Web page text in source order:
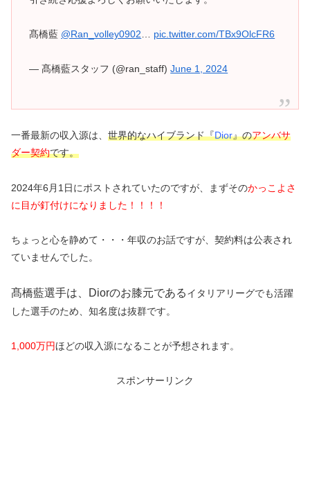
髙橋藍 @Ran_volley0902… pic.twitter.com/TBx9OlcFR6
— 髙橋藍スタッフ (@ran_staff)June 1, 2024
一番最新の収入源は、 世界的なハイブランド『Dior』のアンバサ
ダー契約です。
2024年6月1日にポストされていたのですが、まずそのかっこよさ
に目が釘付けになりました！！！！
ちょっと心を静めて・・・年収のお話ですが、契約料は公表され
ていませんでした。
髙橋藍選手は、Diorのお膝元であるイタリアリーグでも活躍
した選手のため、知名度は抜群です。
1,000万円ほどの収入源になることが予想されます。
スポンサーリンク